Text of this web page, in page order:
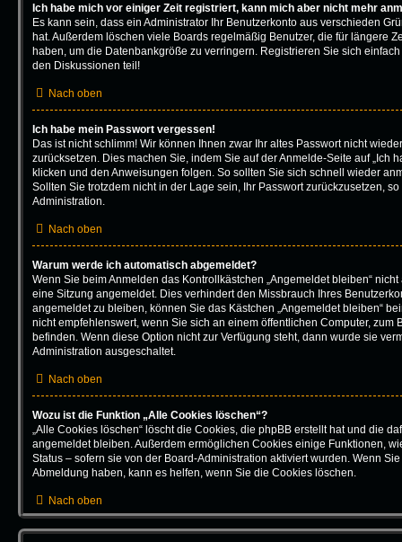
Ich habe mich vor einiger Zeit registriert, kann mich aber nicht mehr
Es kann sein, dass ein Administrator Ihr Benutzerkonto aus verschieden
hat. Außerdem löschen viele Boards regelmäßig Benutzer, die für längere
haben, um die Datenbankgröße zu verringern. Registrieren Sie sich
den Diskussionen teil!
Nach oben
Ich habe mein Passwort vergessen!
Das ist nicht schlimm! Wir können Ihnen zwar Ihr altes Passwort nicht
zurücksetzen. Dies machen Sie, indem Sie auf der Anmelde-Seite auf „Ich
klicken und den Anweisungen folgen. So sollten Sie sich schnell wieder
Sollten Sie trotzdem nicht in der Lage sein, Ihr Passwort zurückzusetzen,
Administration.
Nach oben
Warum werde ich automatisch abgemeldet?
Wenn Sie beim Anmelden das Kontrollkästchen „Angemeldet bleiben“
eine Sitzung angemeldet. Dies verhindert den Missbrauch Ihres
angemeldet zu bleiben, können Sie das Kästchen „Angemeldet bleiben“
nicht empfehlenswert, wenn Sie sich an einem öffentlichen Computer, zum
befinden. Wenn diese Option nicht zur Verfügung steht, dann wurde sie
Administration ausgeschaltet.
Nach oben
Wozu ist die Funktion „Alle Cookies löschen“?
„Alle Cookies löschen“ löscht die Cookies, die phpBB erstellt hat und die
angemeldet bleiben. Außerdem ermöglichen Cookies einige Funktionen,
Status – sofern sie von der Board-Administration aktiviert wurden. Wenn
Abmeldung haben, kann es helfen, wenn Sie die Cookies löschen.
Nach oben